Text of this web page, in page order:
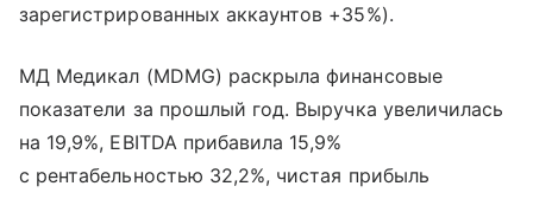
зарегистрированных аккаунтов +35%).
МД Медикал (MDMG) раскрыла финансовые
показатели за прошлый год. Выручка увеличилась
на 19,9%, EBITDA прибавила 15,9%
с рентабельностью 32,2%, чистая прибыль